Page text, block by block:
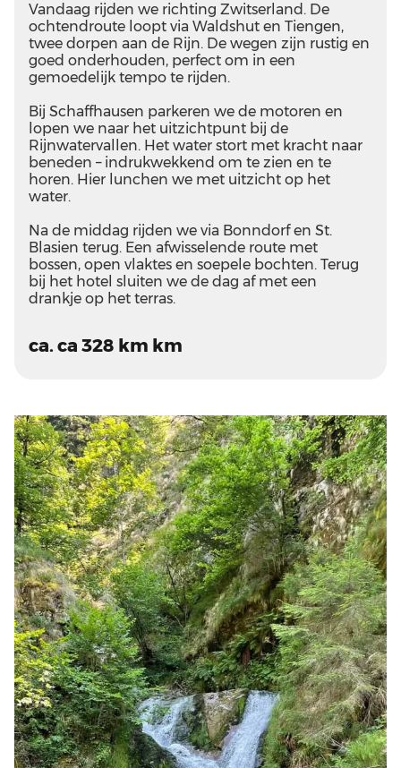
Vandaag rijden we richting Zwitserland. De
ochtendroute loopt via Waldshut en Tiengen,
twee dorpen aan de Rijn. De wegen zijn rustig en
goed onderhouden, perfect om in een
gemoedelijk tempo te rijden.
Bij Schaffhausen parkeren we de motoren en
lopen we naar het uitzichtpunt bij de
Rijnwatervallen. Het water stort met kracht naar
beneden – indrukwekkend om te zien en te
horen. Hier lunchen we met uitzicht op het
water.
Na de middag rijden we via Bonndorf en St.
Blasien terug. Een afwisselende route met
bossen, open vlaktes en soepele bochten. Terug
bij het hotel sluiten we de dag af met een
drankje op het terras.
ca. ca 328 km km